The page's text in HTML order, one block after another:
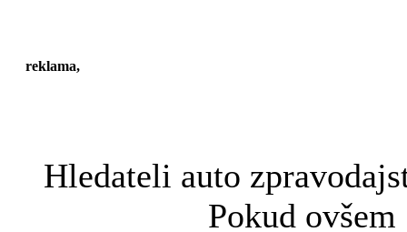
reklama,
Hledateli auto
Pokud